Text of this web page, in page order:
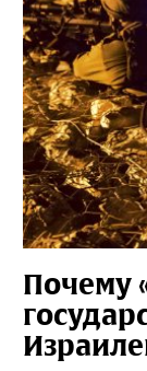
Почему